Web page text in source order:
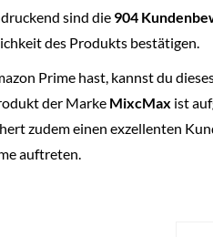
sind die 904
des Produkts bestätigen.
Prime hast, kannst du
der Marke MixcMax ist
zudem einen exzellenten
auftreten.